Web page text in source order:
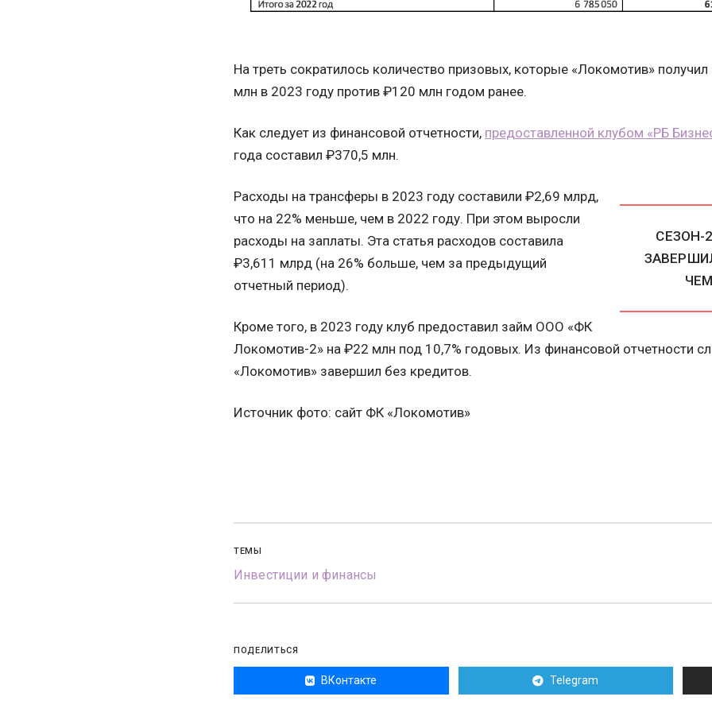
На треть сократилось количество призовых, которые «Локомотив» получил
млн в 2023 году против ₽120 млн годом ранее.
Как следует из финансовой отчетности, предоставленной клубом «РБ
года составил ₽370,5 млн.
СЕЗОН-
Расходы на трансферы в 2023 году составили ₽2,69 млрд,
что на 22% меньше, чем в 2022 году. При этом выросли
расходы на заплаты. Эта статья расходов составила
₽3,611 млрд (на 26% больше, чем за предыдущий
отчетный период).
Кроме того, в 2023 году клуб предоставил займ ООО «ФК
Локомотив-2» на ₽22 млн под 10,7% годовых. Из финансовой отчетности
«Локомотив» завершил без кредитов.
Источник фото: сайт ФК «Локомотив»
ТЕМЫ
Инвестиции и финансы
ПОДЕЛИТЬСЯ
ВКонтакте Telegram